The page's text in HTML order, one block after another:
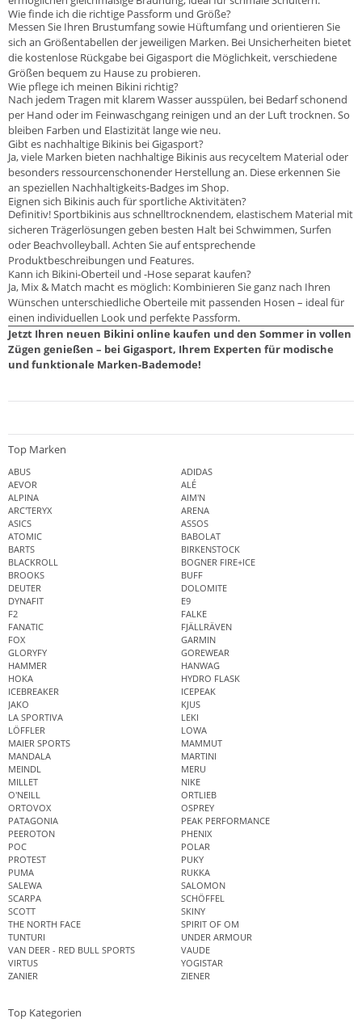
Wie finde ich die richtige Passform und Größe?
Messen Sie Ihren Brustumfang sowie Hüftumfang und orientieren Sie
sich an Größentabellen der jeweiligen Marken. Bei Unsicherheiten bietet
die kostenlose Rückgabe bei Gigasport die Möglichkeit, verschiedene
Größen bequem zu Hause zu probieren.
Wie pflege ich meinen Bikini richtig?
Nach jedem Tragen mit klarem Wasser ausspülen, bei Bedarf schonend
per Hand oder im Feinwaschgang reinigen und an der Luft trocknen. So
bleiben Farben und Elastizität lange wie neu.
Gibt es nachhaltige Bikinis bei Gigasport?
Ja, viele Marken bieten nachhaltige Bikinis aus recyceltem Material oder
besonders ressourcenschonender Herstellung an. Diese erkennen Sie
an speziellen Nachhaltigkeits-Badges im Shop.
Eignen sich Bikinis auch für sportliche Aktivitäten?
Definitiv! Sportbikinis aus schnelltrocknendem, elastischem Material mit
sicheren Trägerlösungen geben besten Halt bei Schwimmen, Surfen
oder Beachvolleyball. Achten Sie auf entsprechende
Produktbeschreibungen und Features.
Kann ich Bikini-Oberteil und -Hose separat kaufen?
Ja, Mix & Match macht es möglich: Kombinieren Sie ganz nach Ihren
Wünschen unterschiedliche Oberteile mit passenden Hosen – ideal für
einen individuellen Look und perfekte Passform.
Jetzt Ihren neuen Bikini online kaufen und den Sommer in vollen
Zügen genießen – bei Gigasport, Ihrem Experten für modische
und funktionale Marken-Bademode!
Top Marken
ABUS
ADIDAS
AEVOR
ALÉ
ALPINA
AIM'N
ARC'TERYX
ARENA
ASICS
ASSOS
ATOMIC
BABOLAT
BARTS
BIRKENSTOCK
BLACKROLL
BOGNER FIRE+ICE
BROOKS
BUFF
DEUTER
DOLOMITE
DYNAFIT
E9
F2
FALKE
FANATIC
FJÄLLRÄVEN
FOX
GARMIN
GLORYFY
GOREWEAR
HAMMER
HANWAG
HOKA
HYDRO FLASK
ICEBREAKER
ICEPEAK
JAKO
KJUS
LA SPORTIVA
LEKI
LÖFFLER
LOWA
MAIER SPORTS
MAMMUT
MANDALA
MARTINI
MEINDL
MERU
MILLET
NIKE
O'NEILL
ORTLIEB
ORTOVOX
OSPREY
PATAGONIA
PEAK PERFORMANCE
PEEROTON
PHENIX
POC
POLAR
PROTEST
PUKY
PUMA
RUKKA
SALEWA
SALOMON
SCARPA
SCHÖFFEL
SCOTT
SKINY
THE NORTH FACE
SPIRIT OF OM
TUNTURI
UNDER ARMOUR
VAN DEER - RED BULL SPORTS
VAUDE
VIRTUS
YOGISTAR
ZANIER
ZIENER
Top Kategorien